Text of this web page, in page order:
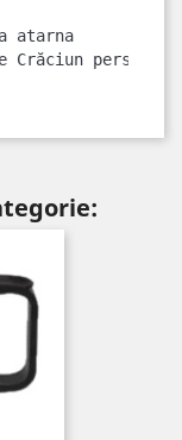
a atarna
de Crăciun